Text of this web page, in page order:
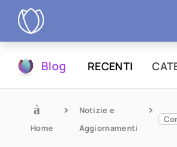
Prova
Blog RECENTI
Home
Notizie e
Aggiornamenti